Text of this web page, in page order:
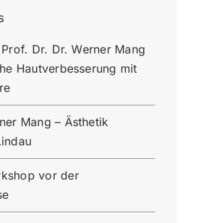
Dr. Dr. Werner Mang
Hautverbesserung mit
Mang – Ästhetik
vor der